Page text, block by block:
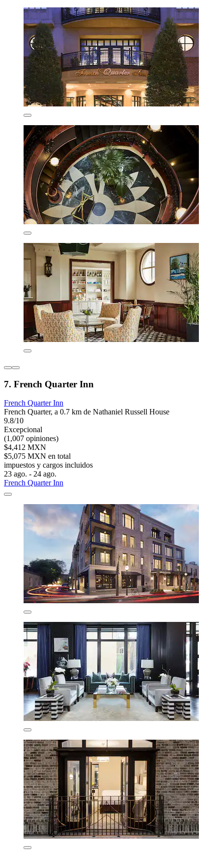
7. French Quarter Inn
French Quarter Inn
French Quarter, a 0.7 km de Nathaniel Russell House
9.8/10
Excepcional
(1,007 opiniones)
$4,412 MXN
$5,075 MXN en total
impuestos y cargos incluidos
23 ago. - 24 ago.
French Quarter Inn